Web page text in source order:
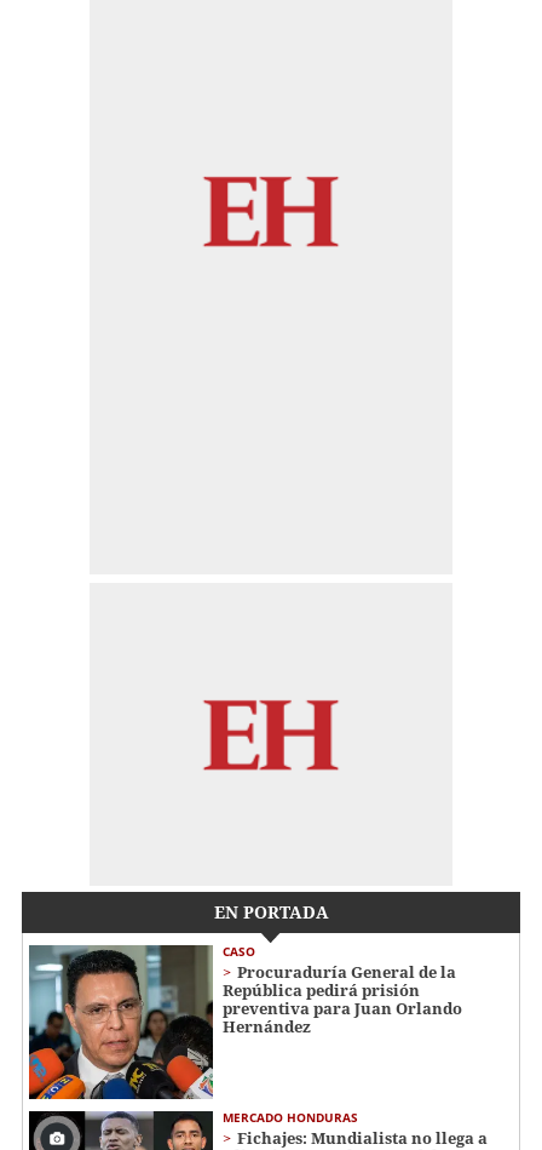
EN PORTADA
CASO
Procuraduría General de la
República pedirá prisión
preventiva para Juan Orlando
Hernández
MERCADO HONDURAS
Fichajes: Mundialista no llega a